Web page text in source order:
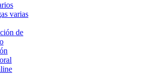
varias
de